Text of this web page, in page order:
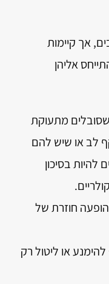
אך קיימות
אליהן
מתעוקת
לב או שיש להם
להיות בסיכון
חוזרת של
או ליטול רק